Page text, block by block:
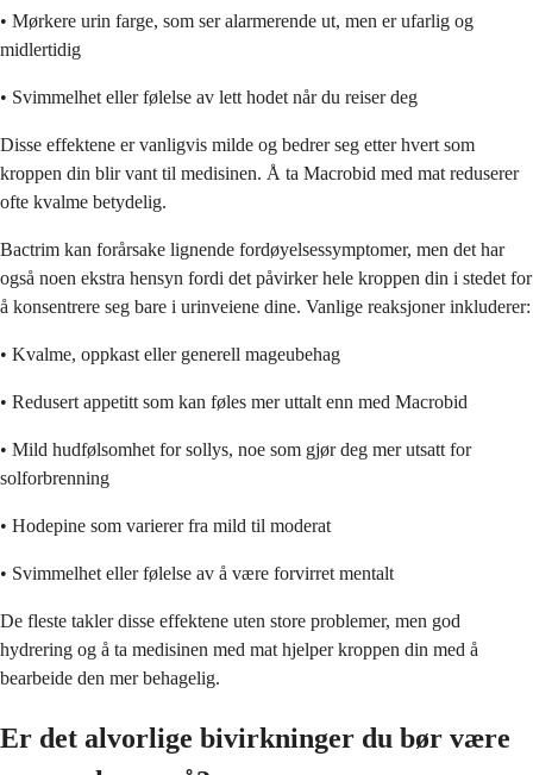
• Mørkere urin farge, som ser alarmerende ut, men er ufarlig og
midlertidig
• Svimmelhet eller følelse av lett hodet når du reiser deg
Disse effektene er vanligvis milde og bedrer seg etter hvert som
kroppen din blir vant til medisinen. Å ta Macrobid med mat reduserer
ofte kvalme betydelig.
Bactrim kan forårsake lignende fordøyelsessymptomer, men det har
også noen ekstra hensyn fordi det påvirker hele kroppen din i stedet for
å konsentrere seg bare i urinveiene dine. Vanlige reaksjoner inkluderer:
• Kvalme, oppkast eller generell mageubehag
• Redusert appetitt som kan føles mer uttalt enn med Macrobid
• Mild hudfølsomhet for sollys, noe som gjør deg mer utsatt for
solforbrenning
• Hodepine som varierer fra mild til moderat
• Svimmelhet eller følelse av å være forvirret mentalt
De fleste takler disse effektene uten store problemer, men god
hydrering og å ta medisinen med mat hjelper kroppen din med å
bearbeide den mer behagelig.
Er det alvorlige bivirkninger du bør være